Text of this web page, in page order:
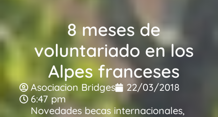
8 meses de
voluntariado en los
Alpes franceses
Asociacion Bridges
22/03/2018
6:47 pm
Novedades becas internacionales,